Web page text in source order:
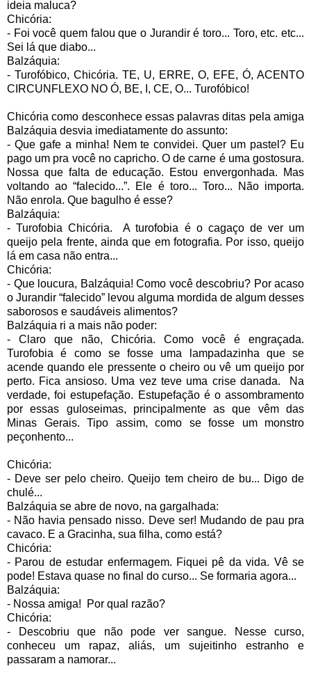
ideia maluca?
Chicória:
- Foi você quem falou que o Jurandir é toro... Toro, etc. etc...
Sei lá que diabo...
Balzáquia:
- Turofóbico, Chicória. TE, U, ERRE, O, EFE, Ó, ACENTO
CIRCUNFLEXO NO Ó, BE, I, CE, O... Turofóbico!
Chicória como desconhece essas palavras ditas pela amiga
Balzáquia desvia imediatamente do assunto:
- Que gafe a minha! Nem te convidei. Quer um pastel? Eu
pago um pra você no capricho. O de carne é uma gostosura.
Nossa que falta de educação. Estou envergonhada. Mas
voltando ao “falecido...”. Ele é toro... Toro... Não importa.
Não enrola. Que bagulho é esse?
Balzáquia:
- Turofobia Chicória.
A turofobia é o cagaço de ver um
queijo pela frente, ainda que em fotografia. Por isso, queijo
lá em casa não entra...
Chicória:
- Que loucura, Balzáquia! Como você descobriu? Por acaso
o Jurandir “falecido” levou alguma mordida de algum desses
saborosos e saudáveis alimentos?
Balzáquia ri a mais não poder:
- Claro que não, Chicória. Como você é engraçada.
Turofobia é como se fosse uma lampadazinha que se
acende quando ele pressente o cheiro ou vê um queijo por
perto. Fica ansioso. Uma vez teve uma crise danada.
Na
verdade, foi estupefação. Estupefação é o assombramento
por essas guloseimas, principalmente as que vêm das
Minas Gerais. Tipo assim, como se fosse um monstro
peçonhento...
Chicória:
- Deve ser pelo cheiro. Queijo tem cheiro de bu... Digo de
chulé...
Balzáquia se abre de novo, na gargalhada:
- Não havia pensado nisso. Deve ser! Mudando de pau pra
cavaco. E a Gracinha, sua filha, como está?
Chicória:
- Parou de estudar enfermagem. Fiquei pê da vida. Vê se
pode! Estava quase no final do curso... Se formaria agora...
Balzáquia:
- Nossa amiga!
Por qual razão?
Chicória:
- Descobriu que não pode ver sangue. Nesse curso,
conheceu um rapaz, aliás, um sujeitinho estranho e
passaram a namorar...